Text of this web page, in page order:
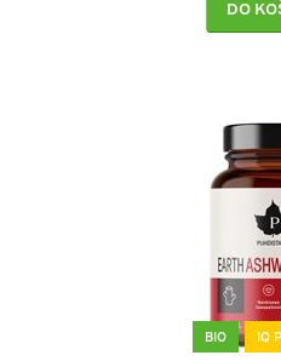
DO
BIO IQ